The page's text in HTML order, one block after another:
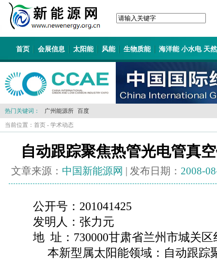
首页 会展信息 太阳能 风能 生物质能 海洋能 小水电 天
热门关键词： 广州能源所 百度
当前位置： 首页 - 学术动态
自动跟踪聚焦热管光电管真
文章来源： 中国新能源网 | 发布日期： 2008-
公开号：201041425
发明人：张力元
地 址：730000甘肃省兰州市城关区
本新型属太阳能领域：自动跟踪